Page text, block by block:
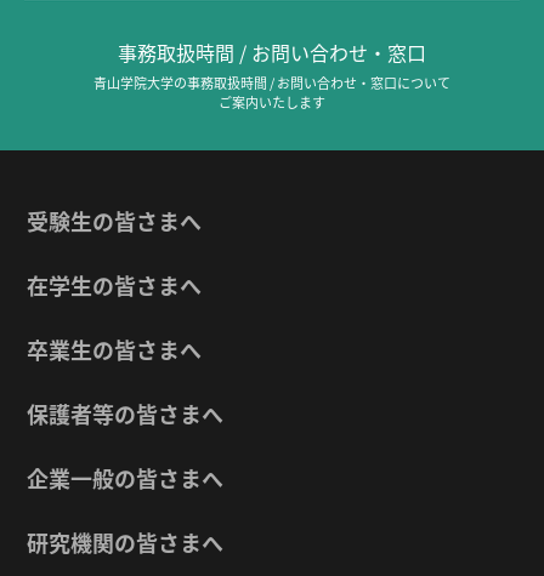
事務取扱時間 / お問い合わせ・窓口
青山学院大学の事務取扱時間 / お問い合わせ・窓口について
ご案内いたします
受験生の皆さまへ
在学生の皆さまへ
卒業生の皆さまへ
保護者等の皆さまへ
企業一般の皆さまへ
研究機関の皆さまへ